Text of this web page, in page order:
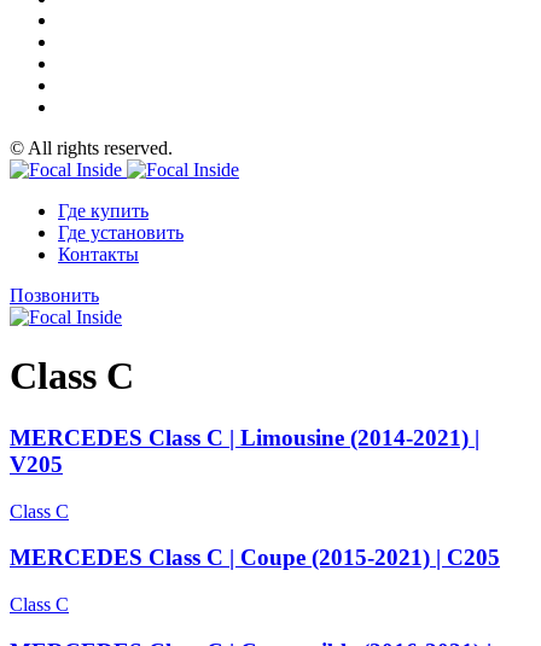
© All rights reserved.
Где купить
Где установить
Контакты
Позвонить
Class C
MERCEDES Class C | Limousine (2014-2021) |
V205
Class C
MERCEDES Class C | Coupe (2015-2021) | C205
Class C